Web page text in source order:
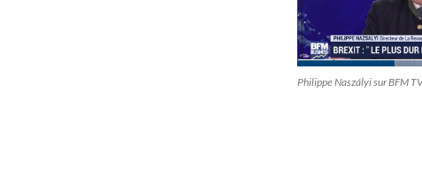
Philippe Naszályi sur BFM